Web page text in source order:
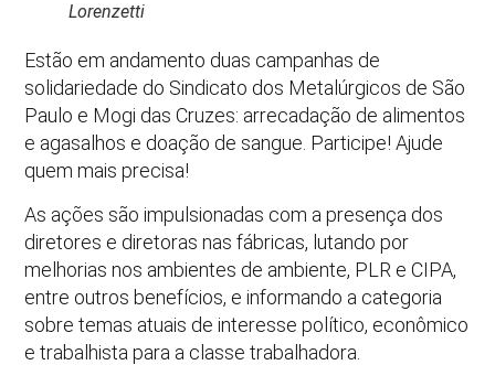
Lorenzetti
Estão em andamento duas campanhas de
solidariedade do Sindicato dos Metalúrgicos de São
Paulo e Mogi das Cruzes: arrecadação de alimentos
e agasalhos e doação de sangue. Participe! Ajude
quem mais precisa!
As ações são impulsionadas com a presença dos
diretores e diretoras nas fábricas, lutando por
melhorias nos ambientes de ambiente, PLR e CIPA,
entre outros benefícios, e informando a categoria
sobre temas atuais de interesse político, econômico
e trabalhista para a classe trabalhadora.